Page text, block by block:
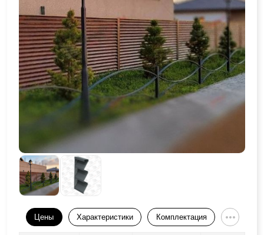
Цены Характеристики Комплектация